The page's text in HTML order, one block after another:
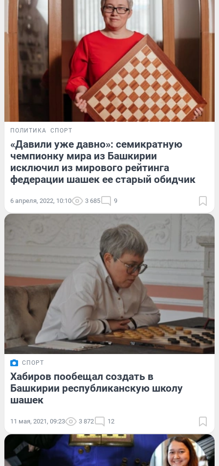
ПОЛИТИКА СПОРТ
«Давили уже давно»: семикратную
чемпионку мира из Башкирии
исключил из мирового рейтинга
федерации шашек ее старый обидчик
6 апреля, 2022, 10:10 3 685 9
СПОРТ
Хабиров пообещал создать в
Башкирии республиканскую школу
шашек
11 мая, 2021, 09:23 3 872 12